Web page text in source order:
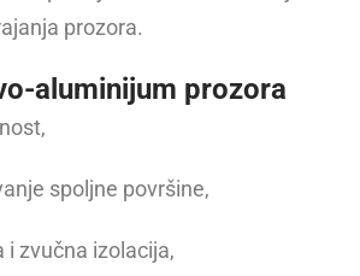
prozora.
aluminijum prozora
spoljne površine,
zvučna izolacija,